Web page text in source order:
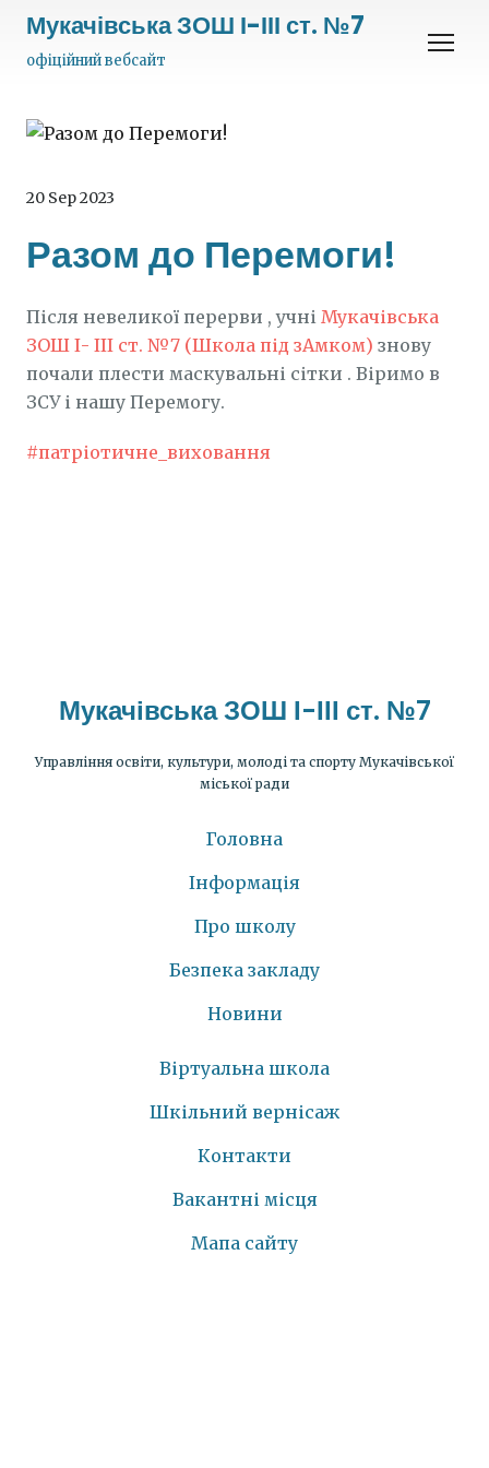
Мукачівська ЗОШ І-ІІІ ст. №7
офіційний вебсайт
20 Sep 2023
Разом до Перемоги!
Після невеликої перерви , учні Мукачівська
ЗОШ І- ІІІ ст. №7 (Школа під зАмком) знову
почали плести маскувальні сітки . Віримо в
ЗСУ і нашу Перемогу.
#патріотичне_виховання
Мукачівська ЗОШ І-ІІІ ст. №7
Управління освіти, культури, молоді та спорту Мукачівської
міської ради
Головна
Інформація
Про школу
Безпека закладу
Новини
Віртуальна школа
Шкільний вернісаж
Контакти
Вакантні місця
Мапа сайту